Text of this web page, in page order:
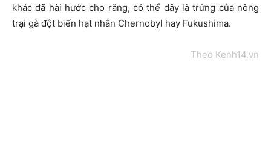
khác đã hài hước cho rằng, có thể đây là trứng của nông
trại gà đột biến hạt nhân Chernobyl hay Fukushima.
Theo Kenh14.vn